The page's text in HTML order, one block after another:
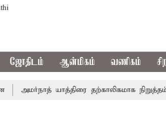
ஜோதிடம் ஆன்மிகம் வணிகம்
அமர்நாத் யாத்திரை தற்காலிகமாக நிறுத்தம்